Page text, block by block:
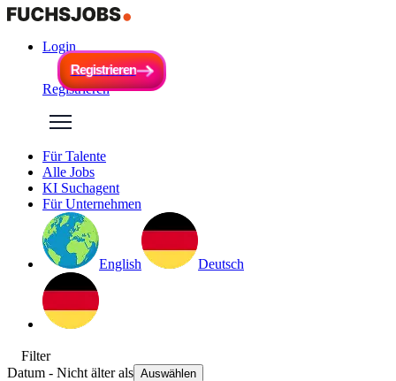
Login
Registrieren
Registrieren
Registrieren
Für Talente
Alle Jobs
KI Suchagent
Für Unternehmen
English Deutsch
Filter
Datum - Nicht älter als Auswählen